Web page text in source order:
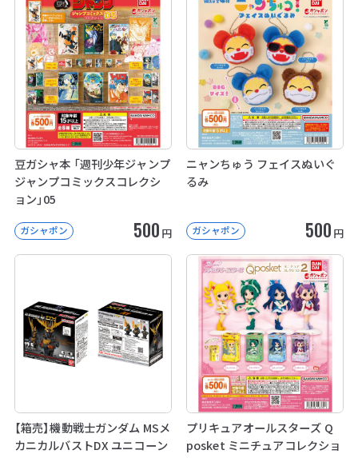
豆ガシャ本 「週刊少年ジャンプ
ジャンプコミックスコレクシ
ョン」05
ガシャポン 500 円
ニャンちゅう フェイスぬいぐ
るみ
ガシャポン 500 円
【箱売】機動戦士ガンダム MSメ
カニカルバストDX ユニコーン
プリキュアオールスターズ Q
posket ミニチュアコレクショ